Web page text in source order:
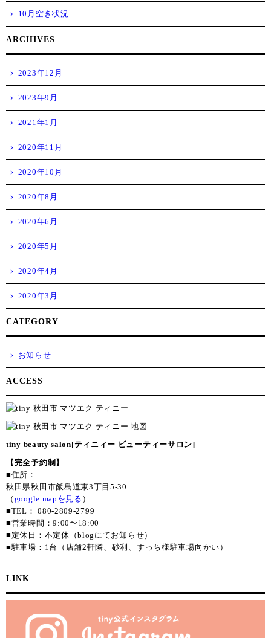
10月空き状況
ARCHIVES
2023年12月
2023年9月
2021年1月
2020年11月
2020年10月
2020年8月
2020年6月
2020年5月
2020年4月
2020年3月
CATEGORY
お知らせ
ACCESS
tiny beauty salon[ティニィー ビューティーサロン]
【完全予約制】
■住所：
秋田県秋田市飯島道東3丁目5-30
（ google mapを見る ）
■TEL： 080-2809-2799
■営業時間：9:00〜18:00
■定休日：不定休（blogにてお知らせ）
■駐車場：1台（店舗2軒隣、砂利、すっち様駐車場向かい）
LINK